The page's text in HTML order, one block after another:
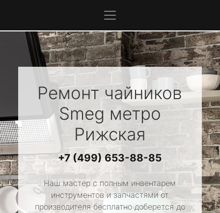
Ремонт чайников
Smeg метро
Рижская
+7 (499) 653-88-85
Наш мастер с полным инвентарем
инструментов и запчастями от
производителя бесплатно доберется до